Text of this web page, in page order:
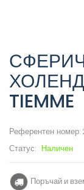
TIEMME
Референтен номер:
Статус: Наличен
Поръчай и